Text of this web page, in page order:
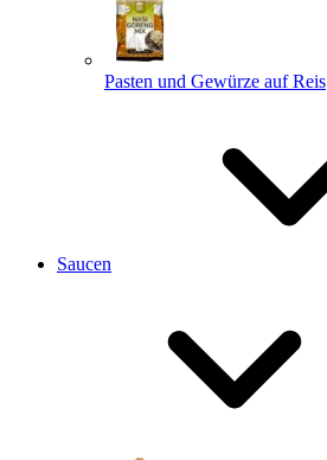
Pasten und Gewürze auf Reis
Saucen